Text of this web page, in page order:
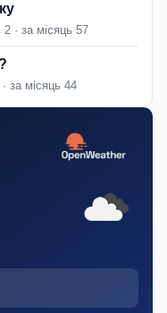
2 · за місяць 57
за місяць 44